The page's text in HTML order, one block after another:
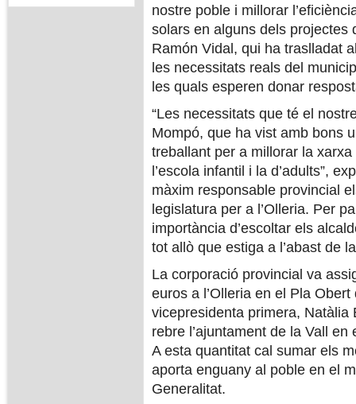
nostre poble i millorar
solars en alguns dels projectes
Ramón Vidal, qui ha traslladat
les necessitats reals del
les quals esperen donar
“Les necessitats que té el
Mompó, que ha vist amb bons
treballant per a millorar la
l’escola infantil i la d’adults”,
màxim responsable provincial
legislatura per a l’Olleria. Per
importància d’escoltar els
tot allò que estiga a l’abast de
La corporació provincial va
euros a l’Olleria en el Pla
vicepresidenta primera,
rebre l’ajuntament de la Vall
A esta quantitat cal sumar els
aporta enguany al poble en el
Generalitat.